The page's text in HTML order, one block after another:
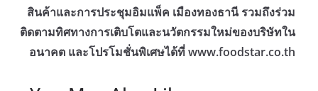
สินค้าและการประชุมอิมแพ็ค เมืองทองธานี รวมถึงร่วม
ติดตามทิศทางการเติบโตและนวัตกรรมใหม่ของบริษัทใน
อนาคต และโปรโมชั่นพิเศษได้ที่ www.foodstar.co.th